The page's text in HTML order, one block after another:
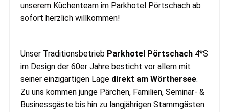
unserem Küchenteam im Parkhotel Pörtschach ab
sofort herzlich willkommen!
Unser Traditionsbetrieb Parkhotel Pörtschach 4*S
im Design der 60er Jahre besticht vor allem mit
seiner einzigartigen Lage direkt am Wörthersee.
Zu uns kommen junge Pärchen, Familien, Seminar- &
Businessgäste bis hin zu langjährigen Stammgästen.